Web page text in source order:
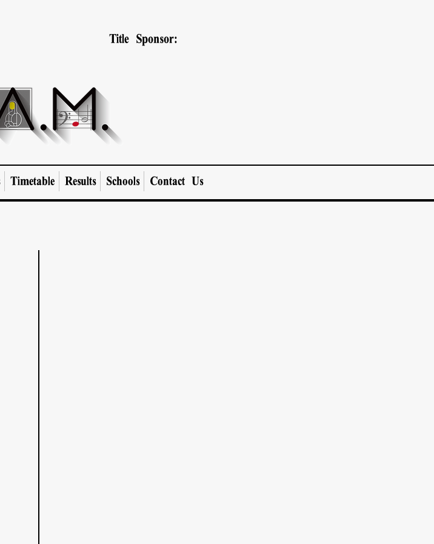
Title Sponsor:
Timetable Results Schools Contact Us